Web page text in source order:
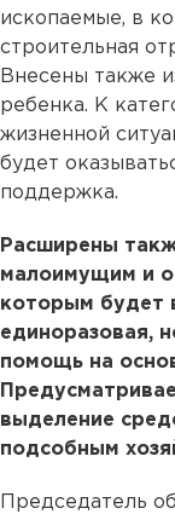
ископаемые, в
строительная
Внесены также
ребенка. К
жизненной
будет
поддержка.
Расширены
малоимущим и
которым будет
единоразовая,
помощь на
выделение
подсобным
Председатель